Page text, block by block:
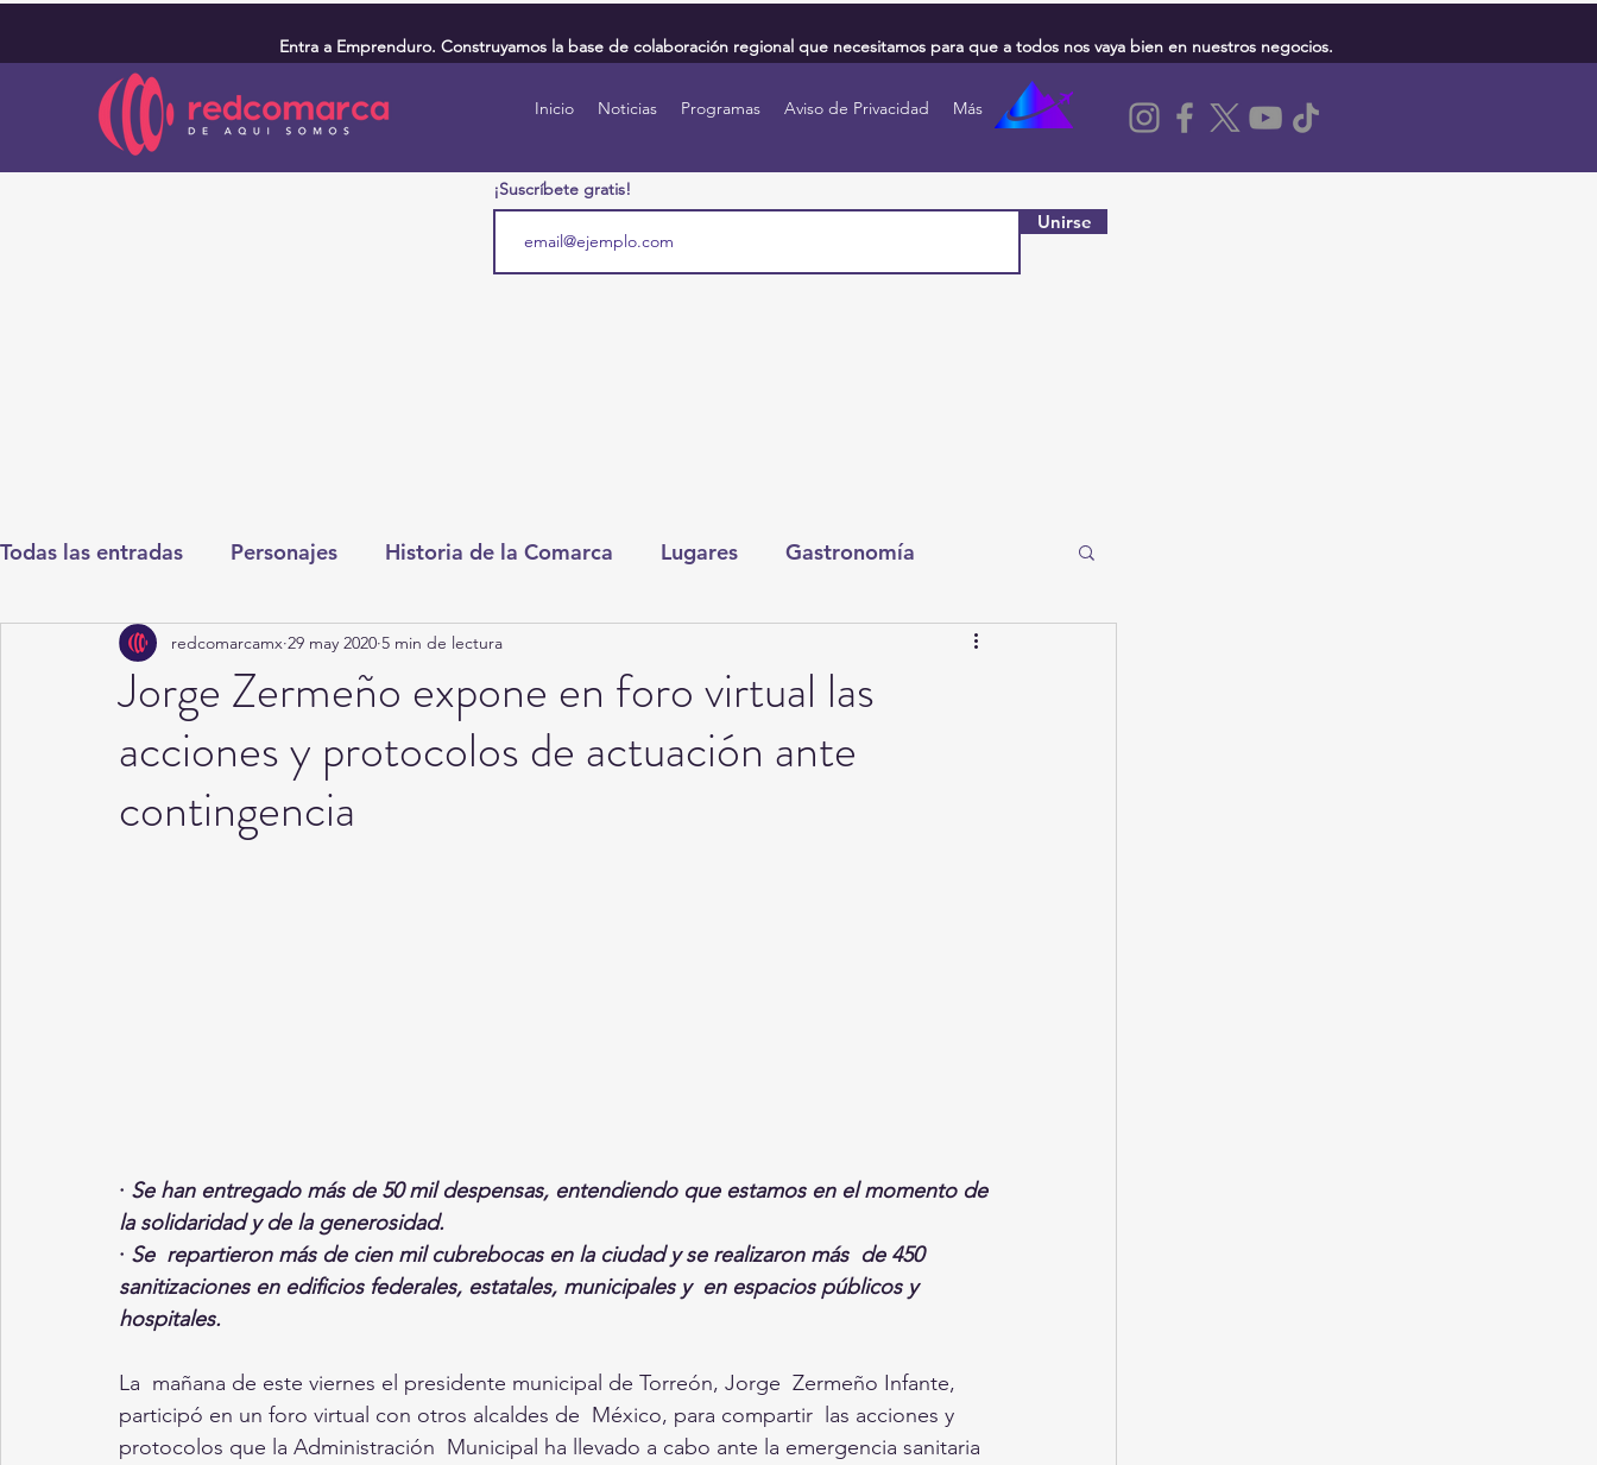
Entra a Emprenduro. Construyamos la base de colaboración regional que necesitamos para que a todos nos vaya bien en nuestros negocios.
Inicio Noticias Programas Aviso de Privacidad Más
¡Suscríbete gratis!
Unirse
Todas las entradas Personajes Historia de la Comarca Lugares Gastronomía
Deportes Salud Entretenimiento Cultura y Espectáculos Torreón
Round Cero Columnistas CDMX Nacionales Internacionales Tecnología
Qué Curioso
Jorge Zermeño expone en foro virtual las
acciones y protocolos de actuación ante
contingencia
redcomarcamx 29 may 2020 5 min de lectura
· Se han entregado más de 50 mil despensas, entendiendo que estamos en el momento de
la solidaridad y de la generosidad.
· Se  repartieron más de cien mil cubrebocas en la ciudad y se realizaron más  de 450
sanitizaciones en edificios federales, estatales, municipales y  en espacios públicos y
hospitales.
La  mañana de este viernes el presidente municipal de Torreón, Jorge  Zermeño Infante,
participó en un foro virtual con otros alcaldes de  México, para compartir  las acciones y
protocolos que la Administración  Municipal ha llevado a cabo ante la emergencia sanitaria